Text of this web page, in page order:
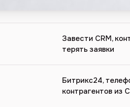
Завести CRM,
терять заявки
Битрикс24,
контрагентов из